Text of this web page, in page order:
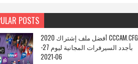
POSTS
أفضل ملف إشتراك 2020 CCCAM.CFG
بأجدد السيرفرات المجانية ليوم 27-
06-2021